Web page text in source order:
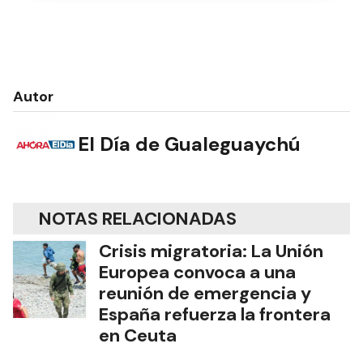
Autor
El Día de Gualeguaychú
NOTAS RELACIONADAS
Crisis migratoria: La Unión
Europea convoca a una
reunión de emergencia y
España refuerza la frontera
en Ceuta